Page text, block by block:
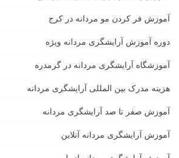
آموزش فر کردن مو مردانه در کرج
دوره آموزش آرایشگری مردانه ویژه
آموزشگاه آرایشگری مردانه در گرمدره
هزینه مدرک بین المللی آرایشگری مردانه
آموزش صفر تا صد آرایشگری مردانه
آموزش آرایشگری مردانه آنلاین